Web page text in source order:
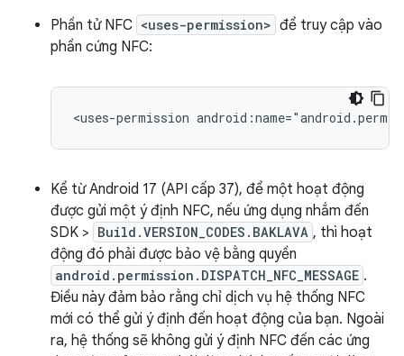
Phần tử NFC <uses-permission> để truy cập vào
phần cứng NFC:
<uses-permission
Kể từ Android 17 (API cấp 37), để một hoạt động
được gửi một ý định NFC, nếu ứng dụng nhắm đến
SDK > Build.VERSION_CODES.BAKLAVA , thì hoạt
động đó phải được bảo vệ bằng quyền
android.permission.DISPATCH_NFC_MESSAGE .
Điều này đảm bảo rằng chỉ dịch vụ hệ thống NFC
mới có thể gửi ý định đến hoạt động của bạn. Ngoài
ra, hệ thống sẽ không gửi ý định NFC đến các ứng